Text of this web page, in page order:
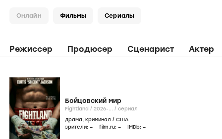
Онлайн Фильмы Сериалы
Режиссер Продюсер Сценарист Актер
Бойцовский мир
Fightland / 2026-... / сериал
драма, криминал / США
зрители: – film.ru: – IMDb: –